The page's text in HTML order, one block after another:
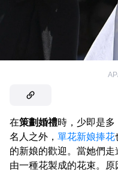
在策劃婚禮時，少即是多
名人之外， 單花新娘捧花
的新娘的歡迎。當她們
由一種花製成的花束。